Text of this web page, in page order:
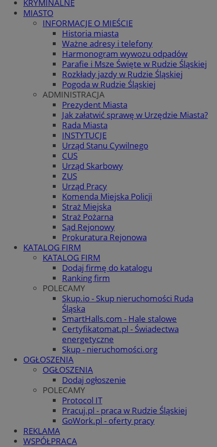
KRYMINALNE
MIASTO
INFORMACJE O MIEŚCIE
Historia miasta
Ważne adresy i telefony
Harmonogram wywozu odpadów
Parafie i Msze Święte w Rudzie Śląskiej
Rozkłady jazdy w Rudzie Śląskiej
Pogoda w Rudzie Śląskiej
ADMINISTRACJA
Prezydent Miasta
Jak załatwić sprawę w Urzędzie Miasta?
Rada Miasta
INSTYTUCJE
Urząd Stanu Cywilnego
CUS
Urząd Skarbowy
ZUS
Urząd Pracy
Komenda Miejska Policji
Straż Miejska
Straż Pożarna
Sąd Rejonowy
Prokuratura Rejonowa
KATALOG FIRM
KATALOG FIRM
Dodaj firmę do katalogu
Ranking firm
POLECAMY
Skup.io - Skup nieruchomości Ruda
Śląska
SmartHalls.com - Hale stalowe
Certyfikatomat.pl - Świadectwa
energetyczne
Skup - nieruchomości.org
OGŁOSZENIA
OGŁOSZENIA
Dodaj ogłoszenie
POLECAMY
Protocol IT
Pracuj.pl - praca w Rudzie Śląskiej
GoWork.pl - oferty pracy
REKLAMA
WSPÓŁPRACA